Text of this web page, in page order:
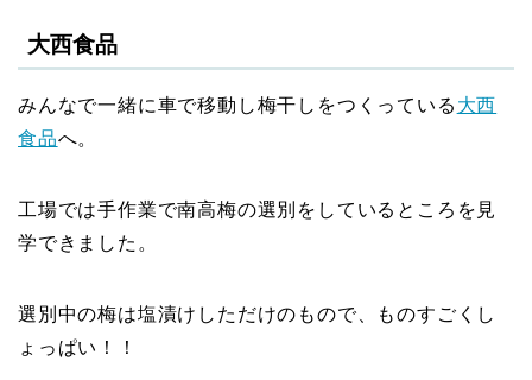
大西食品
みんなで一緒に車で移動し梅干しをつくっている 大西
食品へ。
工場では手作業で南高梅の選別をしているところを見
学できました。
選別中の梅は塩漬けしただけのもので、ものすごくし
ょっぱい！！